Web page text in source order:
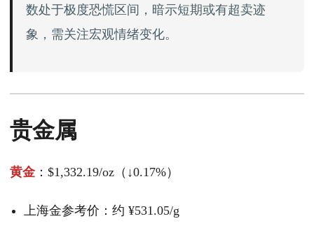
数处于极度恐慌区间，暗示短期或有超卖迹
象，需关注宏观情绪变化。
贵金属
黄金 ：$1,332.19/oz（↓0.17%）
上海金参考价：约 ¥531.05/g